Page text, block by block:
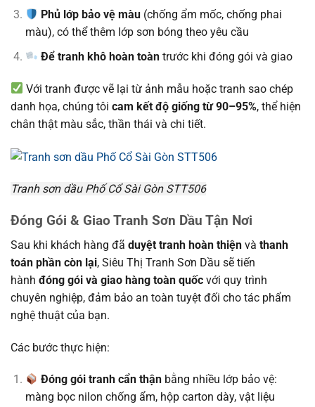
Phủ lớp bảo vệ màu (chống ẩm mốc, chống phai
màu), có thể thêm lớp sơn bóng theo yêu cầu
Để tranh khô hoàn toàn trước khi đóng gói và giao
Với tranh được vẽ lại từ ảnh mẫu hoặc tranh sao chép
danh họa, chúng tôi cam kết độ giống từ 90–95%, thể hiện
chân thật màu sắc, thần thái và chi tiết.
Tranh sơn dầu Phố Cổ Sài Gòn STT506
Đóng Gói & Giao Tranh Sơn Dầu Tận Nơi
Sau khi khách hàng đã duyệt tranh hoàn thiện và thanh
toán phần còn lại, Siêu Thị Tranh Sơn Dầu sẽ tiến
hành đóng gói và giao hàng toàn quốc với quy trình
chuyên nghiệp, đảm bảo an toàn tuyệt đối cho tác phẩm
nghệ thuật của bạn.
Các bước thực hiện:
Đóng gói tranh cẩn thận bằng nhiều lớp bảo vệ:
màng bọc nilon chống ẩm, hộp carton dày, vật liệu